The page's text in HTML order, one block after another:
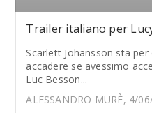
Trailer italiano per
Scarlett Johansson sta
accadere se avessimo
Luc Besson...
ALESSANDRO MURÈ, 4/